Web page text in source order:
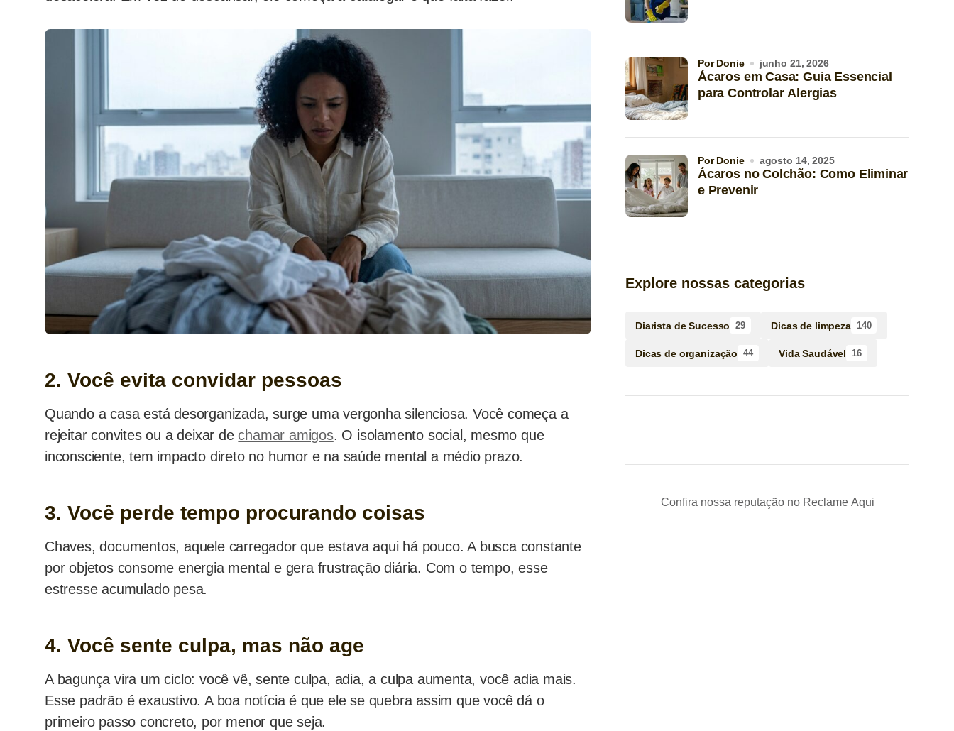
2. Você evita convidar pessoas
Quando a casa está desorganizada, surge uma vergonha silenciosa. Você começa a
rejeitar convites ou a deixar de chamar amigos. O isolamento social, mesmo que
inconsciente, tem impacto direto no humor e na saúde mental a médio prazo.
3. Você perde tempo procurando coisas
Chaves, documentos, aquele carregador que estava aqui há pouco. A busca constante
por objetos consome energia mental e gera frustração diária. Com o tempo, esse
estresse acumulado pesa.
4. Você sente culpa, mas não age
A bagunça vira um ciclo: você vê, sente culpa, adia, a culpa aumenta, você adia mais.
Esse padrão é exaustivo. A boa notícia é que ele se quebra assim que você dá o
primeiro passo concreto, por menor que seja.
Ácaros em Casa: Guia Essencial
para Controlar Alergias
por Donie junho 21, 2026
Ácaros no Colchão: Como Eliminar
e Prevenir
por Donie agosto 14, 2025
Explore nossas categorias
Diarista de Sucesso 29 Dicas de limpeza 140
Dicas de organização 44 Vida Saudável 16
Confira nossa reputação no Reclame Aqui